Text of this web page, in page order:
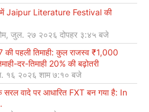
Jaipur Literature Festival की
जुल. २७ २०२६ दोपहर ३:४५ बजे
पहली तिमाही: कुल राजस्व ₹1,000
दर-तिमाही 20% की बढ़ोतरी
१६ २०२६ शाम ७:१० बजे
वादे पर आधारित FXT बन गया है: In